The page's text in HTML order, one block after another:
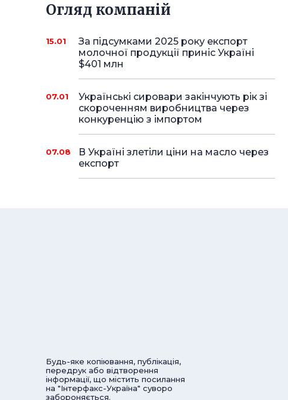
Огляд компаній
15.01
За підсумками 2025 року експорт
молочної продукції приніс Україні
$401 млн
07.01
Українські сировари закінчують рік зі
скороченням виробництва через
конкуренцію з імпортом
07.08
В Україні злетіли ціни на масло через
експорт
Будь-яке копіювання, публікація,
передрук або відтворення
інформації, що містить посилання
на "Інтерфакс-Україна" суворо
забороняється.